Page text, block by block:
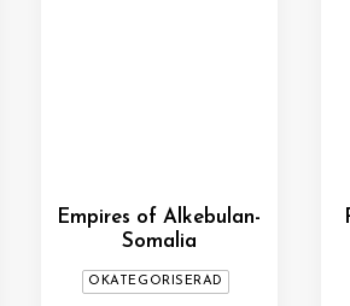
Empires of Alkebulan-
Somalia
OKATEGORISERAD